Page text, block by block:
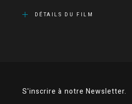
DÉTAILS DU FILM
S'inscrire à notre Newsletter.